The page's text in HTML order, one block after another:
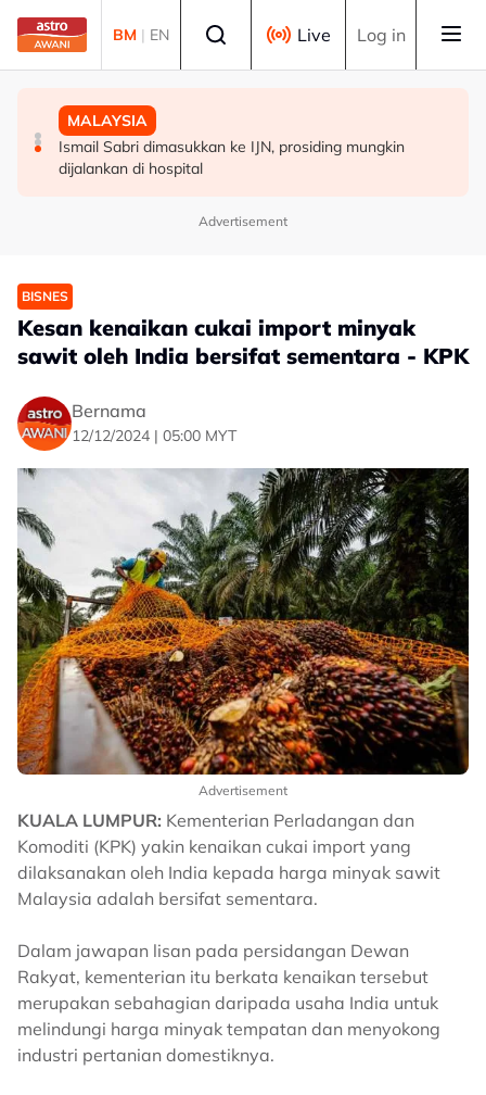
Skip to main content
BM | EN Live Log in
MALAYSIA
Warga emas ditemukan meninggal dunia dalam gua di
Kelantan
MALAYSIA
Jenazah tiga anggota polis dibawa ke Kota Kinabalu
untuk bedah siasat
MALAYSIA
Ismail Sabri dimasukkan ke IJN, prosiding mungkin
dijalankan di hospital
Advertisement
BISNES
Kesan kenaikan cukai import minyak
sawit oleh India bersifat sementara - KPK
Bernama
12/12/2024 | 05:00 MYT
Advertisement
KUALA LUMPUR: Kementerian Perladangan dan
Komoditi (KPK) yakin kenaikan cukai import yang
dilaksanakan oleh India kepada harga minyak sawit
Malaysia adalah bersifat sementara.
Dalam jawapan lisan pada persidangan Dewan
Rakyat, kementerian itu berkata kenaikan tersebut
merupakan sebahagian daripada usaha India untuk
melindungi harga minyak tempatan dan menyokong
industri pertanian domestiknya.